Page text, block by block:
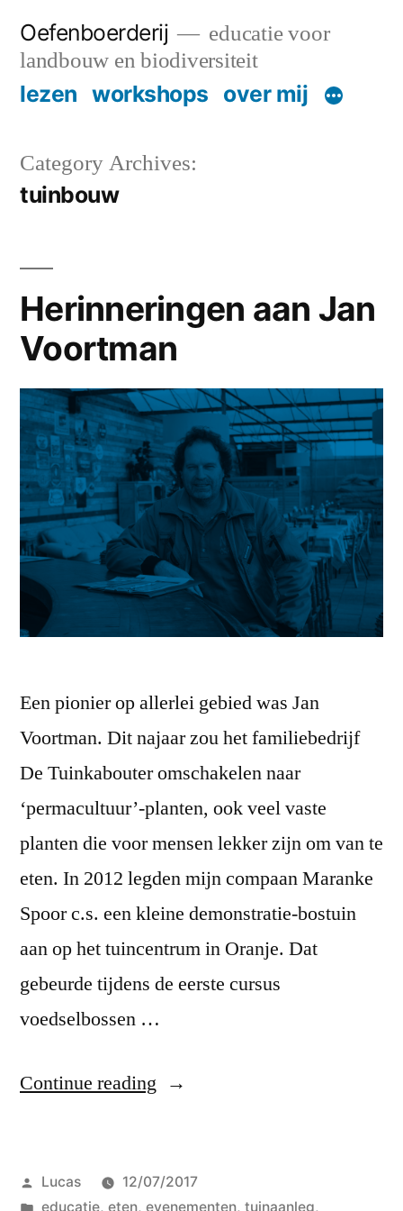
content
Oefenboerderij
educatie voor
landbouw en biodiversiteit
lezen workshops over mij
Category Archives:
tuinbouw
Herinneringen aan Jan
Voortman
Een pionier op allerlei gebied was Jan
Voortman. Dit najaar zou het familiebedrijf
De Tuinkabouter omschakelen naar
‘permacultuur’-planten, ook veel vaste
planten die voor mensen lekker zijn om van te
eten. In 2012 legden mijn compaan Maranke
Spoor c.s. een kleine demonstratie-bostuin
aan op het tuincentrum in Oranje. Dat
gebeurde tijdens de eerste cursus
voedselbossen …
Continue reading “Herinneringen
Voortman”
Posted
by
Lucas
12/07/2017
Posted
educatie, eten, evenementen, tuinaanleg,